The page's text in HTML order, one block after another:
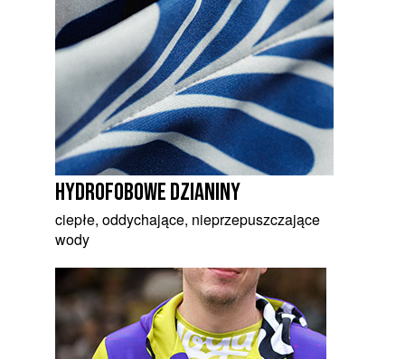
hydrofobowe dzianiny
ciepłe, oddychające, nieprzepuszczające
wody